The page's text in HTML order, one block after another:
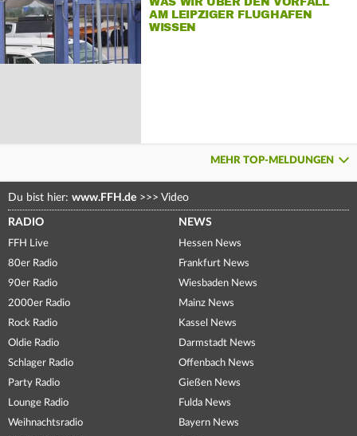
AM LEIPZIGER FLUGHAFEN
WISSEN
MEHR TOP-MELDUNGEN
Du bist hier: www.FFH.de >>> Video
RADIO
FFH Live
80er Radio
90er Radio
2000er Radio
Rock Radio
Oldie Radio
Schlager Radio
Party Radio
Lounge Radio
Weihnachtsradio
NEWS
Hessen News
Frankfurt News
Wiesbaden News
Mainz News
Kassel News
Darmstadt News
Offenbach News
Gießen News
Fulda News
Bayern News